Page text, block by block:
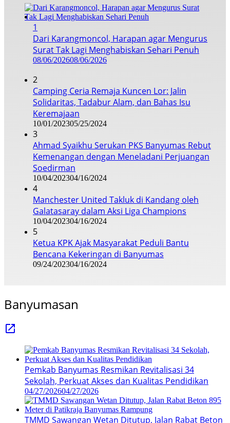
1
Dari Karangmoncol, Harapan agar Mengurus
Surat Tak Lagi Menghabiskan Sehari Penuh
08/06/202608/06/2026
2
Camping Ceria Remaja Kuncen Lor: Jalin
Solidaritas, Tadabur Alam, dan Bahas Isu
Keremajaan
10/01/202305/25/2024
3
Ahmad Syaikhu Serukan PKS Banyumas Rebut
Kemenangan dengan Meneladani Perjuangan
Soedirman
10/04/202304/16/2024
4
Manchester United Takluk di Kandang oleh
Galatasaray dalam Aksi Liga Champions
10/04/202304/16/2024
5
Ketua KPK Ajak Masyarakat Peduli Bantu
Bencana Kekeringan di Banyumas
09/24/202304/16/2024
Banyumasan
Pemkab Banyumas Resmikan Revitalisasi 34
Sekolah, Perkuat Akses dan Kualitas Pendidikan
04/27/202604/27/2026
TMMD Sawangan Wetan Ditutup, Jalan Rabat Beton